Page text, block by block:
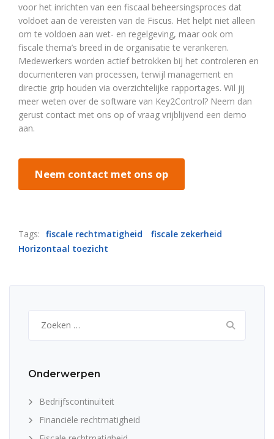
voor het inrichten van een fiscaal beheersingsproces dat
voldoet aan de vereisten van de Fiscus. Het helpt niet alleen
om te voldoen aan wet- en regelgeving, maar ook om
fiscale thema’s breed in de organisatie te verankeren.
Medewerkers worden actief betrokken bij het controleren en
documenteren van processen, terwijl management en
directie grip houden via overzichtelijke rapportages. Wil jij
meer weten over de software van Key2Control? Neem dan
gerust contact met ons op of vraag vrijblijvend een demo
aan.
Neem contact met ons op
Tags: fiscale rechtmatigheid
fiscale zekerheid
Horizontaal toezicht
naar:
Onderwerpen
Bedrijfscontinuïteit
Financiële rechtmatigheid